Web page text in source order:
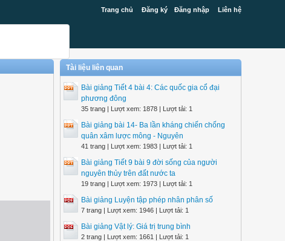
Trang chủ Đăng ký Đăng nhập Liên hệ
Tài liệu liên quan
Bài giảng Tiết 4 bài 4: Các quốc gia cổ đại
phương đông
35 trang | Lượt xem: 1878 | Lượt tải: 1
Bài giảng bài 14- Ba lần kháng chiến chống
quân xâm lược mông - Nguyên
41 trang | Lượt xem: 1983 | Lượt tải: 1
Bài giảng Tiết 9 bài 9 đời sống của người
nguyên thủy trên đất nước ta
19 trang | Lượt xem: 1973 | Lượt tải: 1
Bài giảng Luyện tập phép nhân phân số
7 trang | Lượt xem: 1946 | Lượt tải: 1
Bài giảng Vật lý: Giá trị trung bình
2 trang | Lượt xem: 1661 | Lượt tải: 1